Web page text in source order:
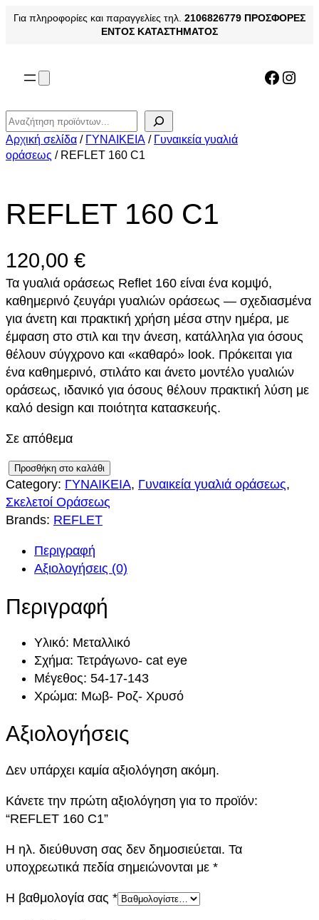
Μετάβαση
Για πληροφορίες και παραγγελίες τηλ. 2106826779 ΠΡΟΣΦΟΡΕΣ
ΕΝΤΟΣ ΚΑΤΑΣΤΗΜΑΤΟΣ
Αναζήτηση
Αρχική σελίδα / ΓΥΝΑΙΚΕΙΑ / Γυναικεία γυαλιά
οράσεως / REFLET 160 C1
REFLET 160 C1
120,00 €
Τα γυαλιά οράσεως Reflet 160 είναι ένα κομψό,
καθημερινό ζευγάρι γυαλιών οράσεως — σχεδιασμένα
για άνετη και πρακτική χρήση μέσα στην ημέρα, με
έμφαση στο στιλ και την άνεση, κατάλληλα για όσους
θέλουν σύγχρονο και «καθαρό» look. Πρόκειται για
ένα καθημερινό, στιλάτο και άνετο μοντέλο γυαλιών
οράσεως, ιδανικό για όσους θέλουν πρακτική λύση με
καλό design και ποιότητα κατασκευής.
Σε απόθεμα
E
F
L
0
τ
τ
Προσθήκη στο καλάθι
Category: ΓΥΝΑΙΚΕΙΑ, Γυναικεία γυαλιά οράσεως
Σκελετοί Οράσεως
Brands: REFLET
Περιγραφή
Αξιολογήσεις (0)
Περιγραφή
Υλικό: Μεταλλικό
Σχήμα: Τετράγωνο- cat eye
Μέγεθος: 54-17-143
Χρώμα: Μωβ- Ροζ- Χρυσό
Αξιολογήσεις
Δεν υπάρχει καμία αξιολόγηση ακόμη.
Κάνετε την πρώτη αξιολόγηση για το προϊόν:
“REFLET 160 C1”
Η ηλ. διεύθυνση σας δεν δημοσιεύεται. Τα
υποχρεωτικά πεδία σημειώνονται με *
Η βαθμολογία σας *